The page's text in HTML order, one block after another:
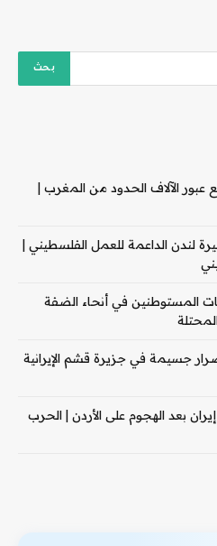
عبور الآلاف الحدود من المغرب |
لندن الداعمة للعمل الفلسطيني |
المستوطنين في أنحاء الضفة
جسيمة في جزيرة قشم الإيرانية
بعد الهجوم على الأردن | الحرب